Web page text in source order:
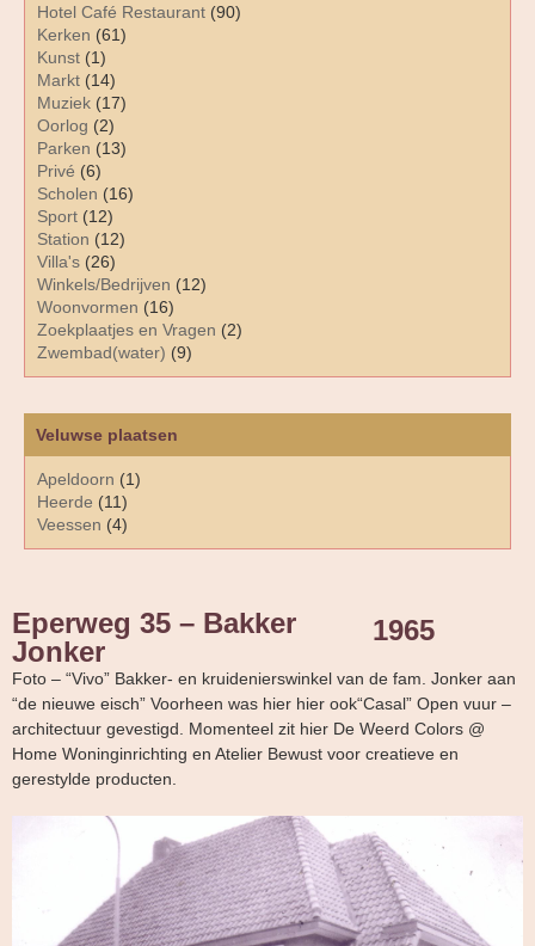
Hotel Café Restaurant (90)
Kerken (61)
Kunst (1)
Markt (14)
Muziek (17)
Oorlog (2)
Parken (13)
Privé (6)
Scholen (16)
Sport (12)
Station (12)
Villa's (26)
Winkels/Bedrijven (12)
Woonvormen (16)
Zoekplaatjes en Vragen (2)
Zwembad(water) (9)
Veluwse plaatsen
Apeldoorn (1)
Heerde (11)
Veessen (4)
Eperweg 35 – Bakker
Jonker
1965
Foto – “Vivo” Bakker- en kruidenierswinkel van de fam. Jonker aan
“de nieuwe eisch” Voorheen was hier hier ook“Casal” Open vuur –
architectuur gevestigd. Momenteel zit hier De Weerd Colors @
Home Woninginrichting en Atelier Bewust voor creatieve en
gerestylde producten.